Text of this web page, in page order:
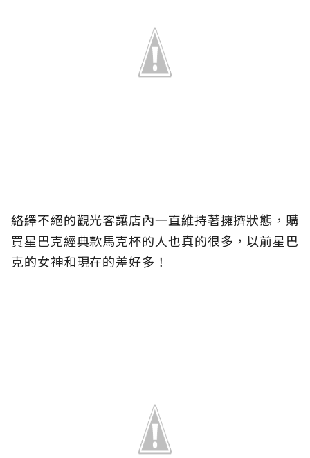
絡繹不絕的觀光客讓店內一直維持著擁擠狀態，購
買星巴克經典款馬克杯的人也真的很多，以前星巴
克的女神和現在的差好多！